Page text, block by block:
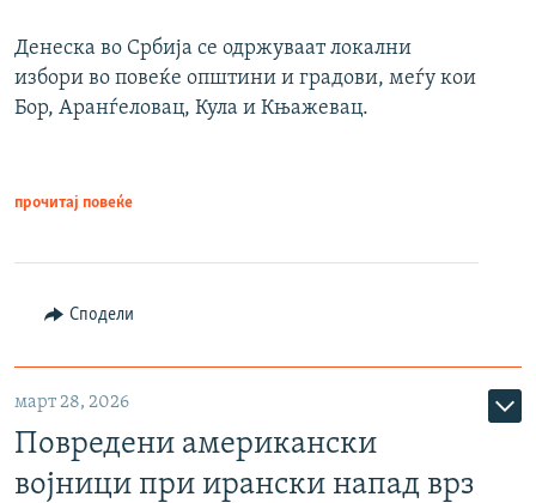
Денеска во Србија се одржуваат локални
избори во повеќе општини и градови, меѓу кои
Бор, Аранѓеловац, Кула и Књажевац.
прочитај повеќе
Сподели
март 28, 2026
Повредени американски
војници при ирански напад врз